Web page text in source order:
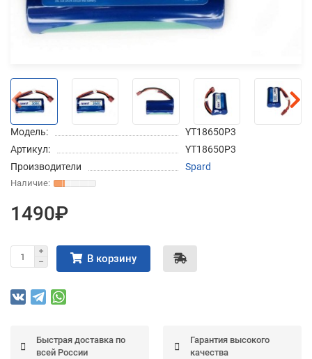
Модель:
YT18650P3
Артикул:
YT18650P3
Производители
Spard
1490₽
В корзину
Быстрая доставка по
всей России
Гарантия высокого
качества
Оплачивайте сегодня только
25% картой любого банка
Получайте товар
выбранный способом
списыватьсяс вашей карты
по 25%каждые 2 недели
об оплате Частями
8 (800) 100-05 85